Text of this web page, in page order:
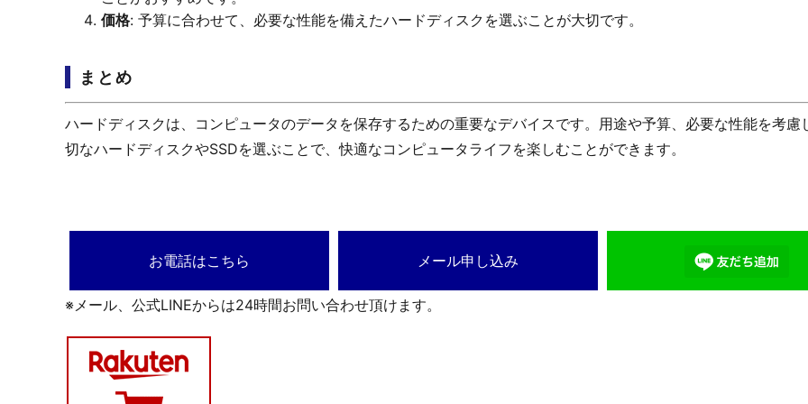
価格: 予算に合わせて、必要な性能を備えたハードディスクを選ぶことが大切です。
まとめ
ハードディスクは、コンピュータのデータを保存するための重要なデバイスです。用途や予算、必要な性能を考慮
切なハードディスクやSSDを選ぶことで、快適なコンピュータライフを楽しむことができます。
お電話はこちら メール申し込み
※メール、公式LINEからは24時間お問い合わせ頂けます。